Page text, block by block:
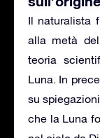
Il naturalista
alla metà
teoria
Luna. In
su
che la Luna